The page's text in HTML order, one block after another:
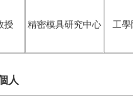
授 精密模具研究中心 工學
人